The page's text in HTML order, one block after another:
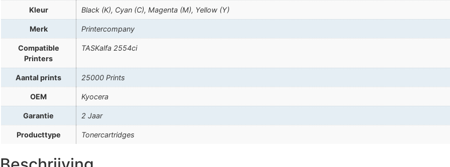
Kleur Black (K), Cyan (C), Magenta (M), Yellow (Y)
Merk Printercompany
Compatible
Printers
TASKalfa 2554ci
Aantal prints 25000 Prints
OEM Kyocera
Garantie 2 Jaar
Producttype Tonercartridges